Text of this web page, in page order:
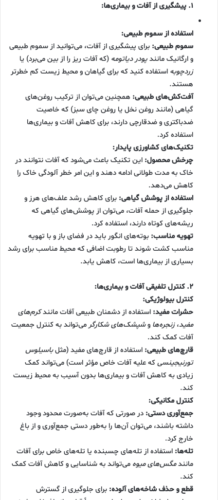
۱. پیشگیری از آفات و بیماری‌ها:
استفاده از سموم طبیعی:
سموم طبیعی: برای پیشگیری از آفات، می‌توانید از سموم طبیعی
و ارگانیک مانندپودر دیاتومه (که آفات ریز را از بین می‌برد) یا
زردچوبه استفاده کنید که برای گیاهان و محیط زیست کم خطرتر
هستند.
آفت‌کش‌های طبیعی: همچنین می‌توان از ترکیب روغن‌های
گیاهی (مانند روغن نخل یا روغن چای سبز) که خاصیت
ضدباکتری و ضدقارچی دارند، برای کاهش آفات و بیماری‌ها
استفاده کرد.
تکنیک‌های کشاورزی پایدار:
چرخش محصول: این تکنیک باعث می‌شود که آفات نتوانند در
خاک به مدت طولانی ادامه دهند و این امر خطر آلودگی خاک را
کاهش می‌دهد.
استفاده از پوشش گیاهی: برای کاهش رشد علف‌های هرز و
جلوگیری از حمله آفات، می‌توان از پوشش‌های گیاهی که
ریشه‌های کوتاه دارند، استفاده کرد.
تهویه مناسب: بوته‌های انگور باید در فضای باز و با تهویه
مناسب کشت شوند تا رطوبت اضافی که محیط مناسب برای رشد
بسیاری از بیماری‌ها است، کاهش یابد.
۲. کنترل تلفیقی آفات و بیماری‌ها:
کنترل بیولوژیکی:
حشرات مفید: استفاده از دشمنان طبیعی آفات مانندکرم‌های
مفید،زنجره‌ها وشپشک‌های شکارگرمی‌تواند به کنترل جمعیت
آفات کمک کند.
قارچ‌های طبیعی: استفاده از قارچ‌های مفید (مثلباسیلوس
تورنیجینسیکه علیه آفات خاص مؤثر است) می‌تواند کمک
زیادی به کاهش آفات و بیماری‌ها بدون آسیب به محیط زیست
کند.
کنترل مکانیکی:
جمع‌آوری دستی: در صورتی که آفات به‌صورت محدود وجود
داشته باشند، می‌توان آن‌ها را به‌طور دستی جمع‌آوری و از باغ
خارج کرد.
تله‌ها: استفاده از تله‌های چسبنده یا تله‌های خاص برای آفات
مانندمگس‌های میوه می‌تواند به شناسایی و کاهش آفات کمک
کند.
قطع و حذف شاخه‌های آلوده: برای جلوگیری از گسترش